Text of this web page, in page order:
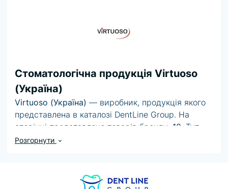
Стоматологічна продукція Virtuoso
(Україна)
Virtuoso (Україна) — виробник, продукція якого
представлена в каталозі DentLine Group. На
сторінці представлено товарів бренду: 10 . Тут
можна переглянути доступні товари бренду,
Під час вибору продукції Virtuoso (Україна)
Розгорнути